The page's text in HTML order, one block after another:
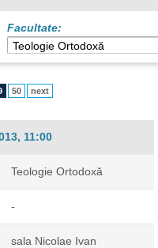
Facultate:
50 next
11:00
Teologie Ortodoxă
-
sala Nicolae Ivan